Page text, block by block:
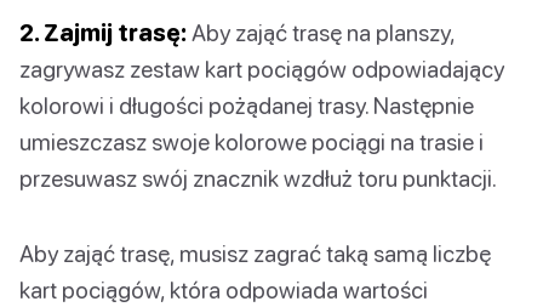
2. Zajmij trasę: Aby zająć trasę na planszy,
zagrywasz zestaw kart pociągów odpowiadający
kolorowi i długości pożądanej trasy. Następnie
umieszczasz swoje kolorowe pociągi na trasie i
przesuwasz swój znacznik wzdłuż toru punktacji.
Aby zająć trasę, musisz zagrać taką samą liczbę
kart pociągów, która odpowiada wartości